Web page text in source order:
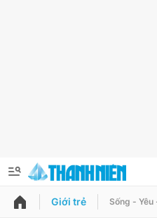
QUẢNG CÁO
Giới trẻ Sống - Yêu